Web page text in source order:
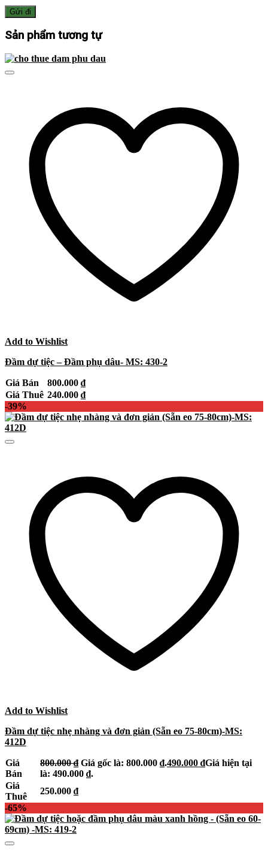
Sản phẩm tương tự
Add to Wishlist
Đầm dự tiệc – Đầm phụ dâu- MS: 430-2
Giá Bán 800.000 ₫
Giá Thuê 240.000 ₫
-39%
Add to Wishlist
Đầm dự tiệc nhẹ nhàng và đơn giản (Sẵn eo 75-80cm)-MS:
412D
Giá
Bán
800.000₫ Giá gốc là: 800.000 ₫.490.000 ₫Giá hiện tại
là: 490.000 ₫.
Giá
Thuê
250.000 ₫
-65%